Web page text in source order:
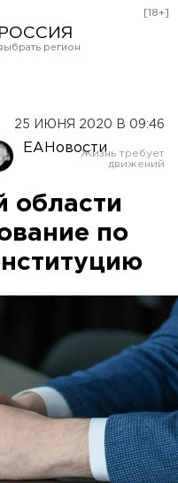
РОССИЯ
Оренбург
[18+]
25 ИЮНЯ 2020 В 09:46
ЕАНовости
области
по